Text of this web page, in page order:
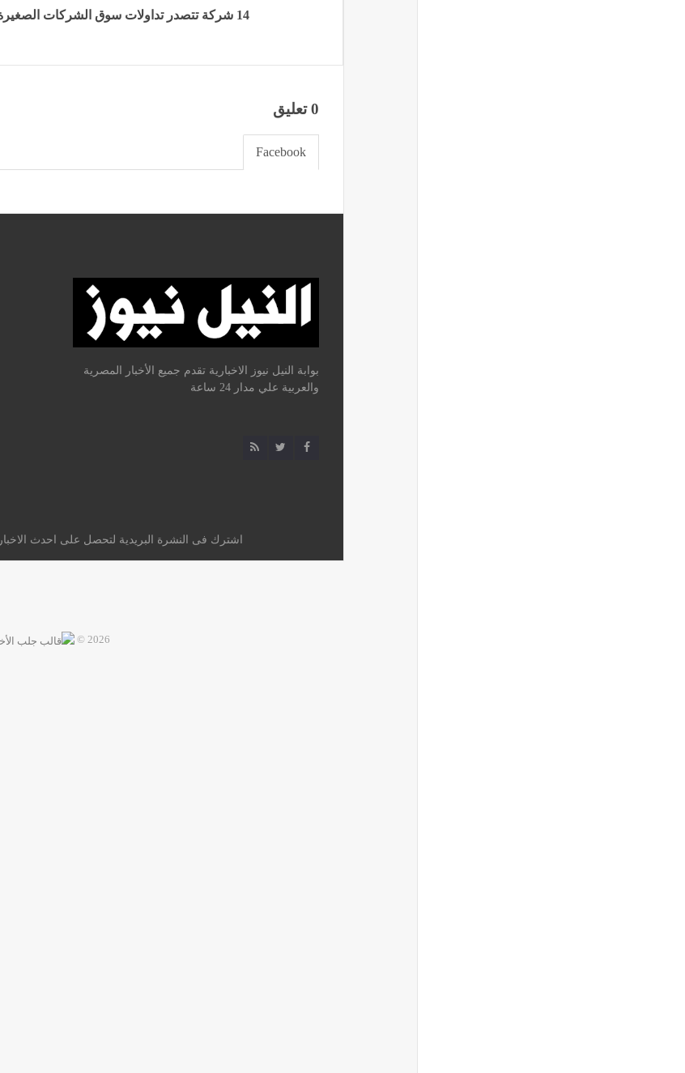
14 شركة تتصدر تداولات سوق الشركات الصغيرة والمتوسطة بالبورصة المصرية خلال الأسبوع
0 تعليق
Facebook
بوابة النيل نيوز الاخبارية تقدم جميع الأخبار المصرية
والعربية علي مدار 24 ساعة
اشترك فى النشرة البريدية لتحصل على احدث الاخبار
2026 ©